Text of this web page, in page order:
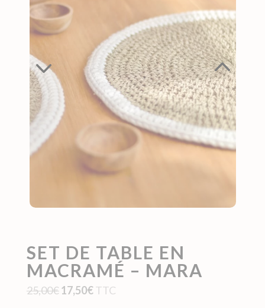
SET DE TABLE EN
MACRAMÉ – MARA
25,00€Le
17,50€Le
TTC